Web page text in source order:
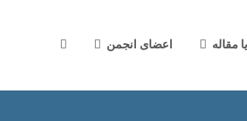
مقاله اعضای انجمن جستجوی